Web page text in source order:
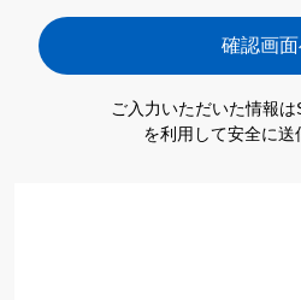
ご入力いただいた情報は
を利用して安全に送